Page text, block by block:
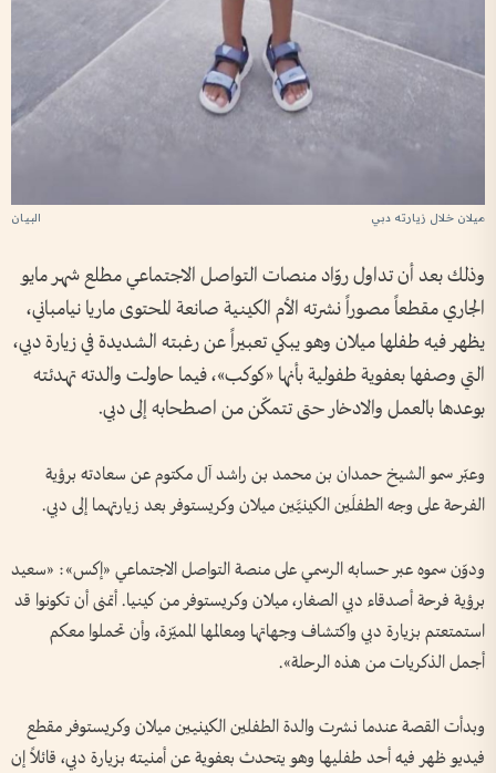
ميلان خلال زيارته دبي
وذلك بعد أن تداول روّاد منصات التواصل الاجتماعي مطلع شهر مايو
الجاري مقطعاً مصوراً نشرته الأم الكينية صانعة المحتوى ماريا نيامباني،
يظهر فيه طفلها ميلان وهو يبكي تعبيراً عن رغبته الشديدة في زيارة دبي،
التي وصفها بعفوية طفولية بأنها «كوكب»، فيما حاولت والدته تهدئته
بوعدها بالعمل والادخار حتى تتمكّن من اصطحابه إلى دبي.
وعبّر سمو الشيخ حمدان بن محمد بن راشد آل مكتوم عن سعادته برؤية
الفرحة على وجه الطفلَين الكينيَّين ميلان وكريستوفر بعد زيارتهما إلى دبي.
ودوّن سموه عبر حسابه الرسمي على منصة التواصل الاجتماعي «إكس»: «سعيد
برؤية فرحة أصدقاء دبي الصغار، ميلان وكريستوفر من كينيا. أتمنى أن تكونوا قد
استمتعتم بزيارة دبي واكتشاف وجهاتها ومعالمها المميّزة، وأن تحملوا معكم
أجمل الذكريات من هذه الرحلة».
وبدأت القصة عندما نشرت والدة الطفلين الكينيين ميلان وكريستوفر مقطع
فيديو ظهر فيه أحد طفليها وهو يتحدث بعفوية عن أمنيته بزيارة دبي، قائلاً إن